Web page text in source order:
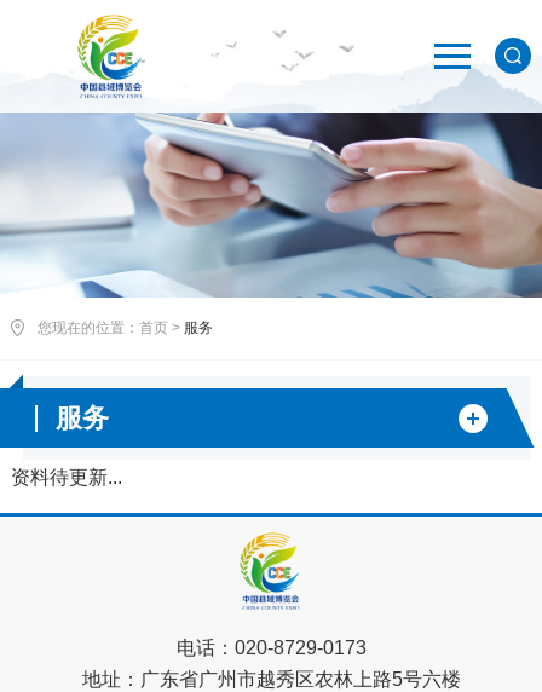
您现在的位置： 首页> 服务
服务
资料待更新...
电话： 020-8729-0173
地址： 广东省广州市越秀区农林上路5号六楼